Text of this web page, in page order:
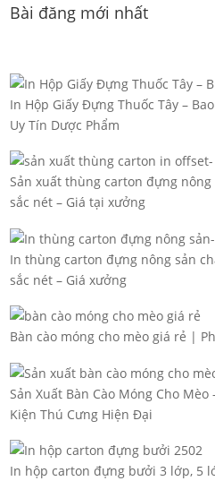
Bài đăng mới nhất
In Hộp Giấy Đựng Thuốc Tây –
Uy Tín Dược Phẩm
Sản xuất thùng carton đựng
sắc nét – Giá tại xưởng
In thùng carton đựng nông sản
sắc nét – Giá xưởng
Bàn cào móng cho mèo giá rẻ |
Sản Xuất Bàn Cào Móng Cho Mèo
Kiện Thú Cưng Hiện Đại
In hộp carton đựng bưởi 3 lớp, 5